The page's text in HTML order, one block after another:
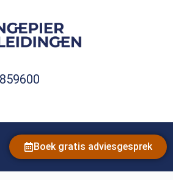
Boek gratis adviesgesprek